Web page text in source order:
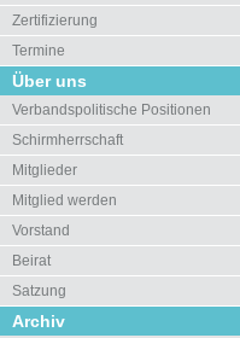
Zertifizierung
Termine
Über uns
Verbandspolitische Positionen
Schirmherrschaft
Mitglieder
Mitglied werden
Vorstand
Beirat
Satzung
Archiv